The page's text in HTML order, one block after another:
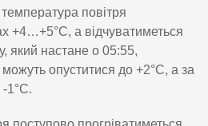
повітря
+4…+5°C, а відчуватиметься
який настане о 05:55,
опуститися до +2°C, а за
1°C.